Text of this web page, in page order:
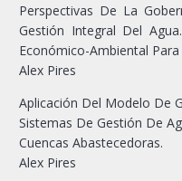
Perspectivas De La
Gestión Integral Del
Económico-Ambiental Para
Alex Pires
Aplicación Del Modelo De
Sistemas De Gestión De
Cuencas Abastecedoras.
Alex Pires